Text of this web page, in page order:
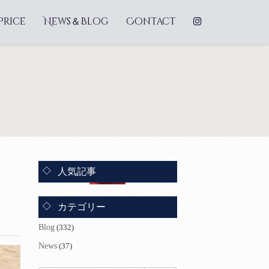
News＆Blog Contact
人気記事
カテゴリー
Blog(332)
News(37)